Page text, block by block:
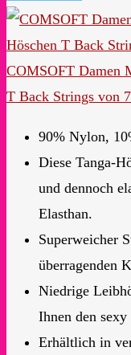
COMSOFT Damen
T Back Strings von
90% Nylon,
Diese Tanga-
und dennoch
Elasthan.
Superweicher
überragenden
Niedrige
Ihnen den
Erhältlich in